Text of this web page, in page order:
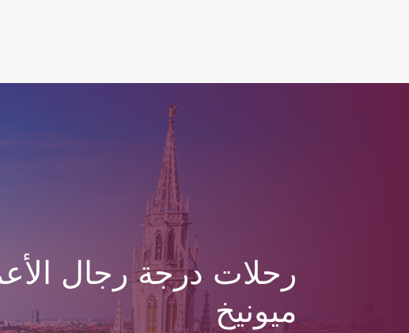
رحلات درجة رجال
ميونيخ